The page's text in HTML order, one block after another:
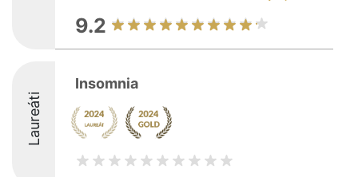
9.2
Laureáti
Insomnia